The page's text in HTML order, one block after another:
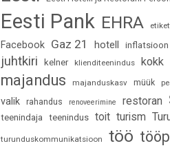
Eesti Pank EHRA
Facebook Gaz 21 hotell inflatsioon
juhtkiri kelner klienditeenindus kokk
majandus majanduskasv müük
valik
rahandus renoveerimine restoran
teenindaja teenindus toit turism
turunduskommunikatsioon töö